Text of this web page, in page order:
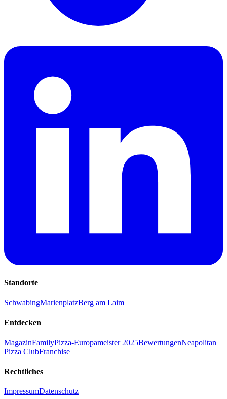
Standorte
SchwabingMarienplatzBerg am Laim
Entdecken
MagazinFamilyPizza-Europameister 2025BewertungenNeapolitan
Pizza ClubFranchise
Rechtliches
ImpressumDatenschutz